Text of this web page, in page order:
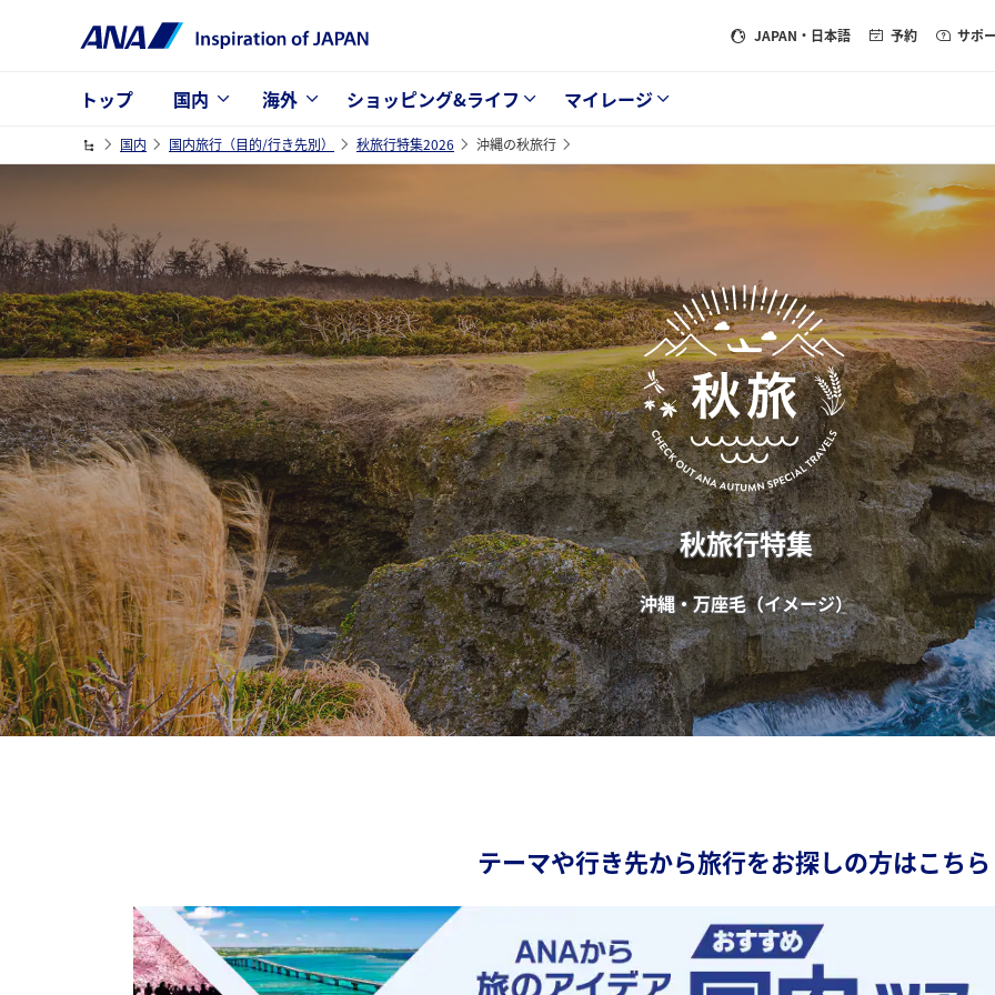
JAPAN ・日本語 予約 サポ
トップ 国内 海外 ショッピング&ライフ マイレージ
国内 国内旅行（目的/行き先別） 秋旅行特集2026 沖縄の秋旅行
秋旅行特集
沖縄・万座毛（イメージ）
テーマや行き先から旅行をお探しの方はこち